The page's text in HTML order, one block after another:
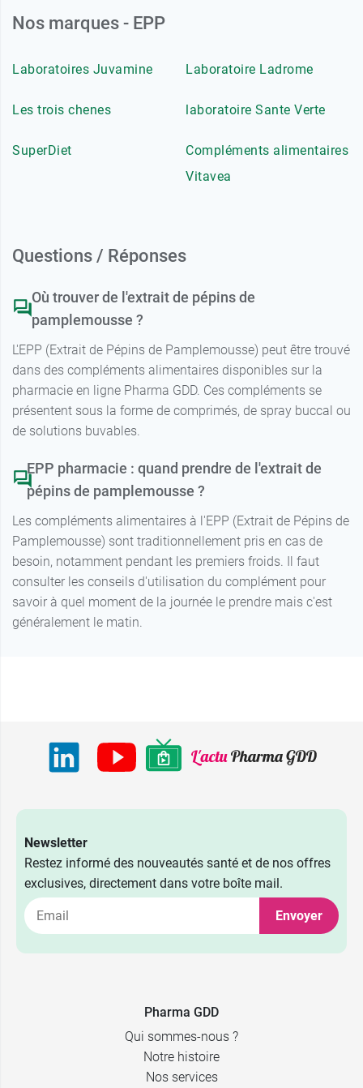
Nos marques - EPP
Laboratoires Juvamine Laboratoire Ladrome
Les trois chenes laboratoire Sante Verte
SuperDiet
Compléments alimentaires
Vitavea
Questions / Réponses
Où trouver de l'extrait de pépins de
pamplemousse ?
L'EPP (Extrait de Pépins de Pamplemousse) peut être trouvé
dans des compléments alimentaires disponibles sur la
pharmacie en ligne Pharma GDD. Ces compléments se
présentent sous la forme de comprimés, de spray buccal ou
de solutions buvables.
EPP pharmacie : quand prendre de l'extrait de
pépins de pamplemousse ?
Les compléments alimentaires à l'EPP (Extrait de Pépins de
Pamplemousse) sont traditionnellement pris en cas de
besoin, notamment pendant les premiers froids. Il faut
consulter les conseils d'utilisation du complément pour
savoir à quel moment de la journée le prendre mais c'est
généralement le matin.
Newsletter
Restez informé des nouveautés santé et de nos offres
exclusives, directement dans votre boîte mail.
Envoyer
Pharma GDD
Qui sommes-nous ?
Notre histoire
Nos services